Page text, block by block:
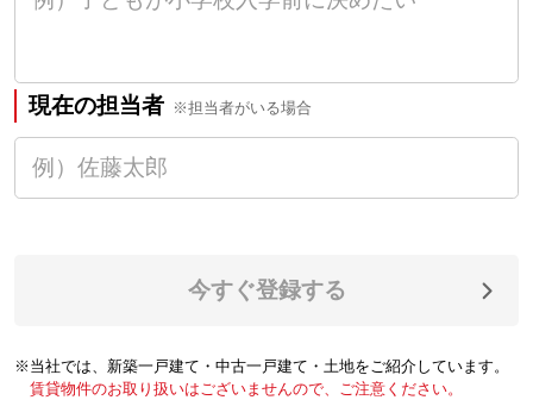
現在の担当者 ※担当者がいる場合
今すぐ登録する
※当社では、新築一戸建て・中古一戸建て・土地をご紹介しています。
賃貸物件のお取り扱いはございませんので、ご注意ください。